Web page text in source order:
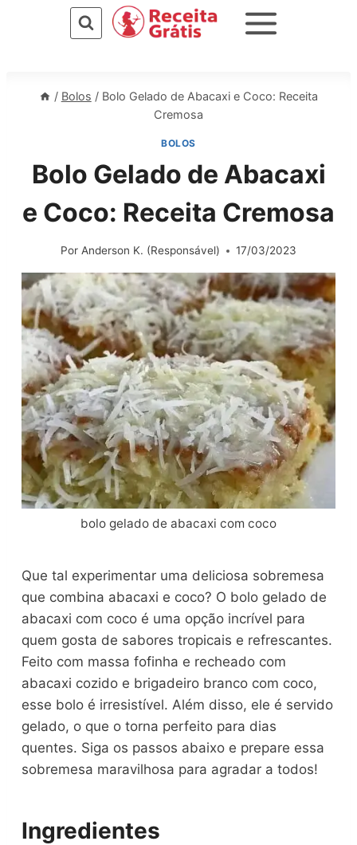
/ Bolos / Bolo Gelado de Abacaxi e Coco: Receita
Cremosa
BOLOS
Bolo Gelado de Abacaxi
e Coco: Receita Cremosa
Por Anderson K. (Responsável) 17/03/2023
bolo gelado de abacaxi com coco
Que tal experimentar uma deliciosa sobremesa
que combina abacaxi e coco? O bolo gelado de
abacaxi com coco é uma opção incrível para
quem gosta de sabores tropicais e refrescantes.
Feito com massa fofinha e recheado com
abacaxi cozido e brigadeiro branco com coco,
esse bolo é irresistível. Além disso, ele é servido
gelado, o que o torna perfeito para dias
quentes. Siga os passos abaixo e prepare essa
sobremesa maravilhosa para agradar a todos!
Ingredientes